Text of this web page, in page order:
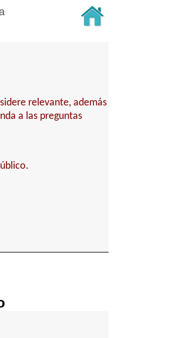
relevante, además
a las preguntas